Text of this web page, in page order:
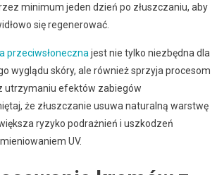
minimum jeden dzień po złuszczaniu, aby
się regenerować.
przeciwsłoneczna jest nie tylko niezbędna dla
wyglądu skóry, ale również sprzyja procesom
utrzymaniu efektów zabiegów
że złuszczanie usuwa naturalną warstwę
ryzyko podrażnień i uszkodzeń
UV.